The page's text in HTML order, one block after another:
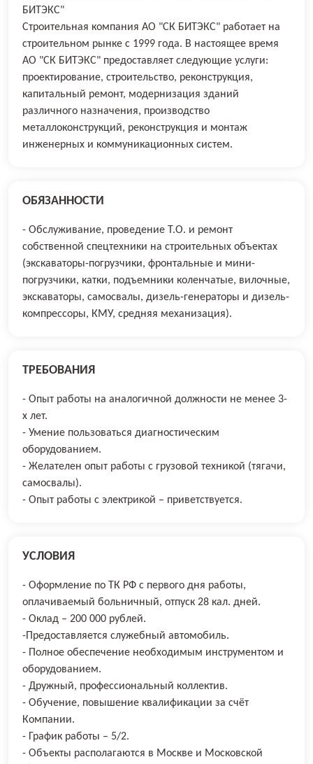
БИТЭКС"
Строительная компания АО "СК БИТЭКС" работает на
строительном рынке с 1999 года. В настоящее время
АО "СК БИТЭКС" предоставляет следующие услуги:
проектирование, строительство, реконструкция,
капитальный ремонт, модернизация зданий
различного назначения, производство
металлоконструкций, реконструкция и монтаж
инженерных и коммуникационных систем.
ОБЯЗАННОСТИ
- Обслуживание, проведение Т.О. и ремонт
собственной спецтехники на строительных объектах
(экскаваторы-погрузчики, фронтальные и мини-
погрузчики, катки, подъемники коленчатые, вилочные,
экскаваторы, самосвалы, дизель-генераторы и дизель-
компрессоры, КМУ, средняя механизация).
ТРЕБОВАНИЯ
- Опыт работы на аналогичной должности не менее 3-
х лет.
- Умение пользоваться диагностическим
оборудованием.
- Желателен опыт работы с грузовой техникой (тягачи,
самосвалы).
- Опыт работы с электрикой – приветствуется.
УСЛОВИЯ
- Оформление по ТК РФ с первого дня работы,
оплачиваемый больничный, отпуск 28 кал. дней.
- Оклад – 200 000 рублей.
-Предоставляется служебный автомобиль.
- Полное обеспечение необходимым инструментом и
оборудованием.
- Дружный, профессиональный коллектив.
- Обучение, повышение квалификации за счёт
Компании.
- График работы – 5/2.
- Объекты располагаются в Москве и Московской